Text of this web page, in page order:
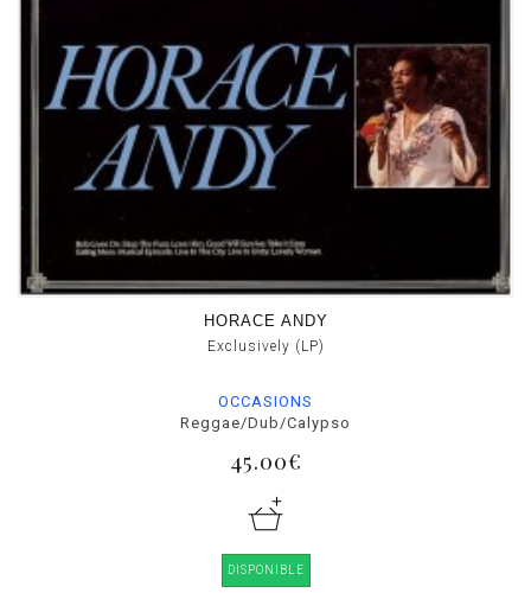
HORACE ANDY
Exclusively (LP)
OCCASIONS
Reggae/Dub/Calypso
45.00€
DISPONIBLE